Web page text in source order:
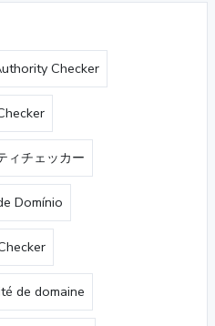
Checker
ィチェッカー
Domínio
de domaine